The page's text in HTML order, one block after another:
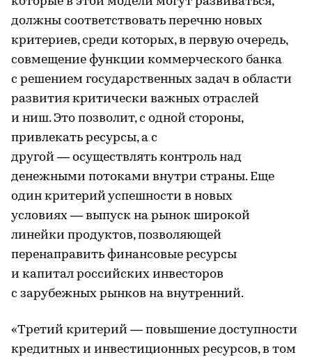
должны соответствовать перечню новых
критериев, среди которых, в первую очередь,
совмещение функции коммерческого банка
с решением государственных задач в области
развития критически важных отраслей
и ниш. Это позволит, с одной стороны,
привлекать ресурсы, а с
другой — осуществлять контроль над
денежными потоками внутри страны. Еще
один критерий успешности в новых
условиях — выпуск на рынок широкой
линейки продуктов, позволяющей
перенаправить финансовые ресурсы
и капитал российских инвесторов
с зарубежных рынков на внутренний.
«Третий критерий — повышение доступности
кредитных и инвестиционных ресурсов, в том